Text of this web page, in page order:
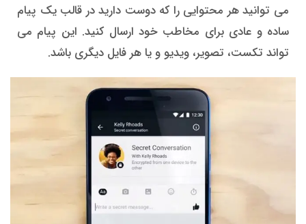
می توانید هر محتوایی را که دوست دارید در قالب یک پیام
ساده و عادی برای مخاطب خود ارسال کنید. این پیام می
تواند تکست، تصویر، ویدیو و یا هر فایل دیگری باشد.